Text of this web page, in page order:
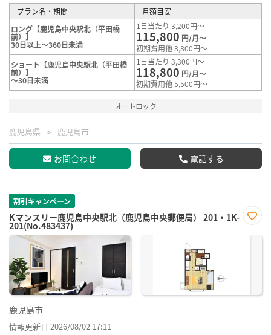
プラン名・期間
月額目安
ロング【鹿児島中央駅北（平田橋
前）】
30日以上～360日未満
1日当たり 3,200円～
115,800 円/月～
初期費用他 8,800円～
ショート【鹿児島中央駅北（平田橋
前）】
～30日未満
1日当たり 3,300円～
118,800 円/月～
初期費用他 5,500円～
オートロック
鹿児島県 鹿児島市
お問合わせ 電話する
割引キャンペーン
Kマンスリー鹿児島中央駅北（鹿児島中央郵便局） 201・1K-
201(No.483437)
に入
鹿児島市
情報更新日 2026/08/02 17:11